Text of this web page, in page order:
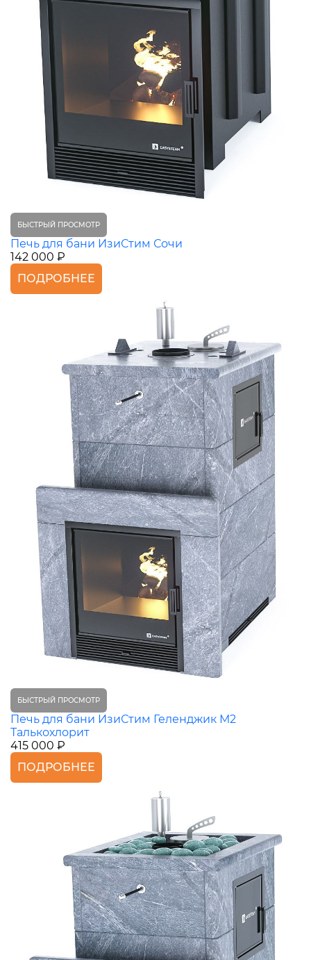
БЫСТРЫЙ ПРОСМОТР
Печь для бани ИзиСтим Сочи
142 000 ₽
ПОДРОБНЕЕ
БЫСТРЫЙ ПРОСМОТР
Печь для бани ИзиСтим Геленджик М2
Талькохлорит
415 000 ₽
ПОДРОБНЕЕ